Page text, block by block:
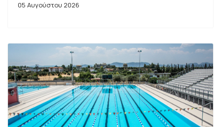
05 Αυγούστου 2026